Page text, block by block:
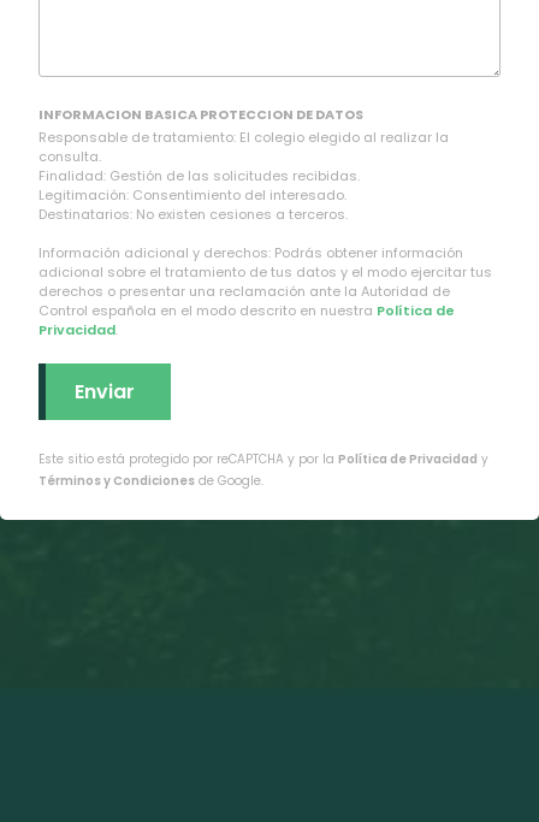
INFORMACION BASICA PROTECCION DE DATOS
Responsable de tratamiento: El colegio elegido al realizar la
consulta.
Finalidad: Gestión de las solicitudes recibidas.
Legitimación: Consentimiento del interesado.
Destinatarios: No existen cesiones a terceros.
Información adicional y derechos: Podrás obtener información
adicional sobre el tratamiento de tus datos y el modo ejercitar tus
derechos o presentar una reclamación ante la Autoridad de
Control española en el modo descrito en nuestra Política de
Privacidad.
Este sitio está protegido por reCAPTCHA y por la Política de Privacidad y
Términos y Condiciones de Google.